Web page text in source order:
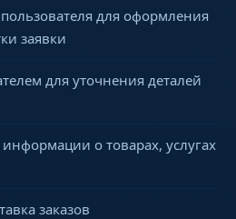
для оформления
заявки
для уточнения деталей
о товарах, услугах
заказов